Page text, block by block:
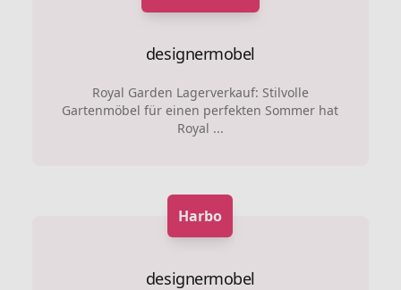
designermobel
Royal Garden Lagerverkauf: Stilvolle
Gartenmöbel für einen perfekten Sommer hat
Royal ...
Harbo
designermobel